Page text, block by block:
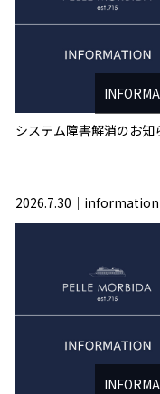
システム障害解消のお知
2026.7.30 information